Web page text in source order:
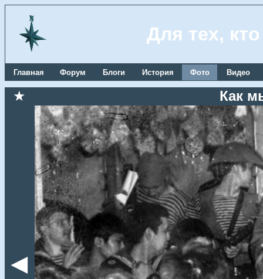
Для тех,
Главная Форум Блоги История Фото Видео
★ Как
◄